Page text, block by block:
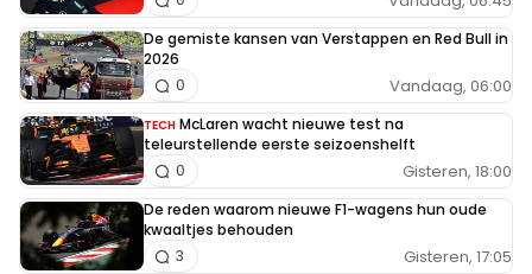
De gemiste kansen van Verstappen en Red Bull in
2026
Vandaag, 06:00
0
TECH McLaren wacht nieuwe test na
teleurstellende eerste seizoenshelft
Gisteren, 18:00
0
De reden waarom nieuwe F1-wagens hun oude
kwaaltjes behouden
Gisteren, 17:05
3